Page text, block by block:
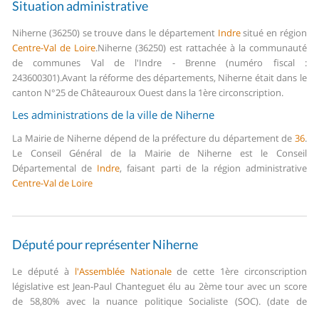
Situation administrative
Niherne (36250) se trouve dans le département Indresitué en région
Centre-Val de Loire.Niherne (36250) est rattachée à la communauté
de communes Val de l'Indre - Brenne (numéro fiscal :
243600301).Avant la réforme des départements, Niherne était dans le
canton N°25 de Châteauroux Ouest dans la 1ère circonscription.
Les administrations de la ville de Niherne
La Mairie de Niherne dépend de la préfecture du département de 36.
Le Conseil Général de la Mairie de Niherne est le Conseil
Départemental de Indre, faisant parti de la région administrative
Centre-Val de Loire
Député pour représenter Niherne
Le député à l'Assemblée Nationalede cette 1ère circonscription
législative est Jean-Paul Chanteguet élu au 2ème tour avec un score
de 58,80% avec la nuance politique Socialiste (SOC). (date de